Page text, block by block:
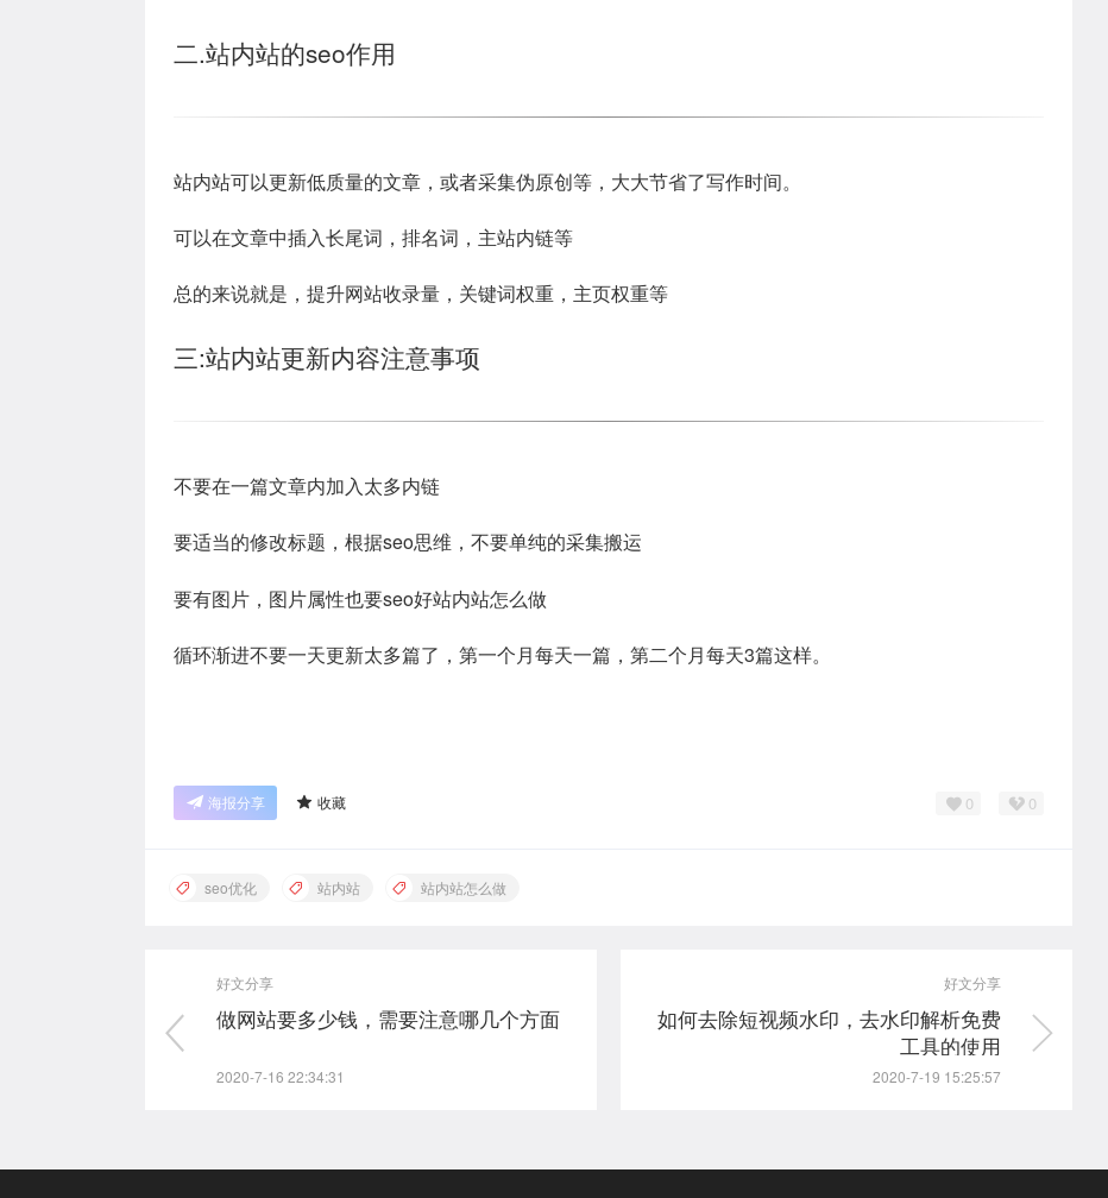
二.站内站的seo作用
站内站可以更新低质量的文章，或者采集伪原创等，大大节省了写作时间。
可以在文章中插入长尾词，排名词，主站内链等
总的来说就是，提升网站收录量，关键词权重，主页权重等
三:站内站更新内容注意事项
不要在一篇文章内加入太多内链
要适当的修改标题，根据seo思维，不要单纯的采集搬运
要有图片，图片属性也要seo好站内站怎么做
循环渐进不要一天更新太多篇了，第一个月每天一篇，第二个月每天3篇这样。
海报分享 收藏 0 0
seo优化 站内站 站内站怎么做
好文分享
做网站要多少钱，需要注意哪几个方面
2020-7-16 22:34:31
好文分享
如何去除短视频水印，去水印解析免费
工具的使用
2020-7-19 15:25:57